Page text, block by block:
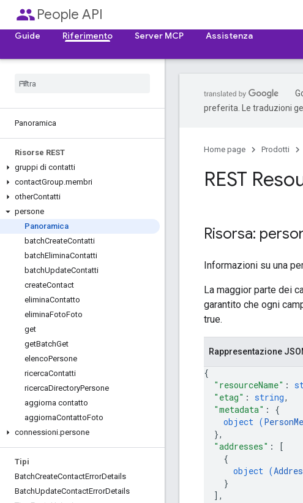
peoplePeople API
Guide
Riferimento Server MCP Assistenza
Panoramica
Risorse REST
gruppi di contatti
contactGroup.membri
otherContatti
persone
Panoramica
batchCreateContatti
batchEliminaContatti
batchUpdateContatti
createContact
eliminaContatto
eliminaFotoFoto
get
getBatchGet
elencoPersone
ricercaContatti
ricercaDirectoryPersone
aggiorna contatto
aggiornaContattoFoto
connessioni.persone
Tipi
BatchCreateContactErrorDetails
BatchUpdateContactErrorDetails
preferita. Le traduzioni
Home page Prodotti
REST
Risorsa:
Informazioni su una
La maggior parte dei
garantito che ogni
true.
Rappresentazione
{
"resourceName" :
"etag" : string,
"metadata" : {
object (
},
"addresses" :
[
{
object (
}
] ,